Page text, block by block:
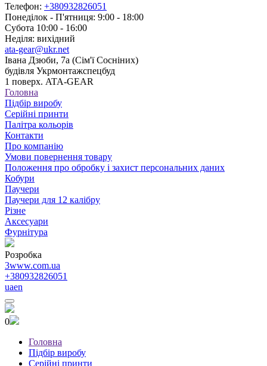
Телефон: +380932826051
Понеділок - П'ятниця: 9:00 - 18:00
Субота 10:00 - 16:00
Неділя: вихідний
ata-gear@ukr.net
Івана Дзюби, 7а (Сім'ї Сосніних)
будівля Укрмонтажспецбуд
1 поверх. ATA-GEAR
Головна
Підбір виробу
Серійні принти
Палітра кольорів
Контакти
Про компанію
Умови повернення товару
Положення про обробку і захист персональних даних
Кобури
Паучери
Паучери для 12 калібру
Різне
Аксесуари
Фурнітура
Розробка
3www.com.ua
+380932826051
uaen
0
Головна
Підбір виробу
Серійні принти